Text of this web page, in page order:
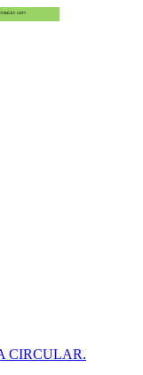
CIRCULAR.